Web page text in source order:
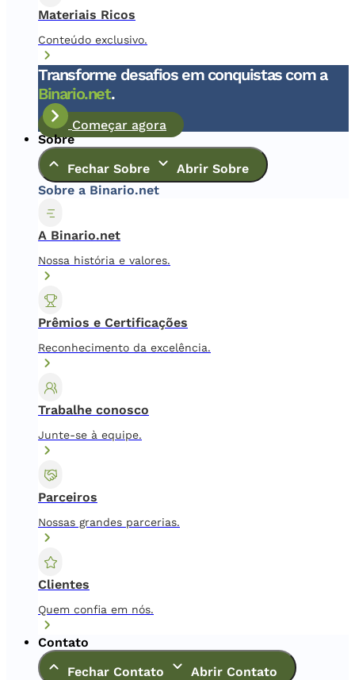
Materiais Ricos
Conteúdo exclusivo.
Transforme desafios em conquistas com a
Binario.net.
Começar agora
Sobre
Fechar Sobre
Abrir Sobre
Sobre a Binario.net
A Binario.net
Nossa história e valores.
Prêmios e Certificações
Reconhecimento da excelência.
Trabalhe conosco
Junte-se à equipe.
Parceiros
Nossas grandes parcerias.
Clientes
Quem confia em nós.
Contato
Fechar Contato
Abrir Contato